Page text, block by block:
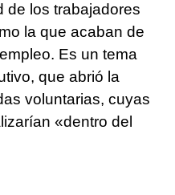
de los trabajadores
la que acaban de
Es un tema
que abrió la
voluntarias, cuyas
«dentro del